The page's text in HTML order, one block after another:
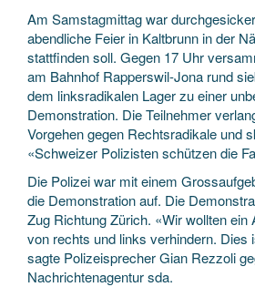
Am Samstagmittag war
abendliche Feier in Kaltbrunn in der
stattfinden soll. Gegen 17 Uhr
am Bahnhof Rapperswil-Jona rund
dem linksradikalen Lager zu einer
Demonstration. Die Teilnehmer
Vorgehen gegen Rechtsradikale und
«Schweizer Polizisten schützen die
Die Polizei war mit einem
die Demonstration auf. Die
Zug Richtung Zürich. «Wir wollten ein
von rechts und links verhindern. Dies
sagte Polizeisprecher Gian Rezzoli
Nachrichtenagentur sda.